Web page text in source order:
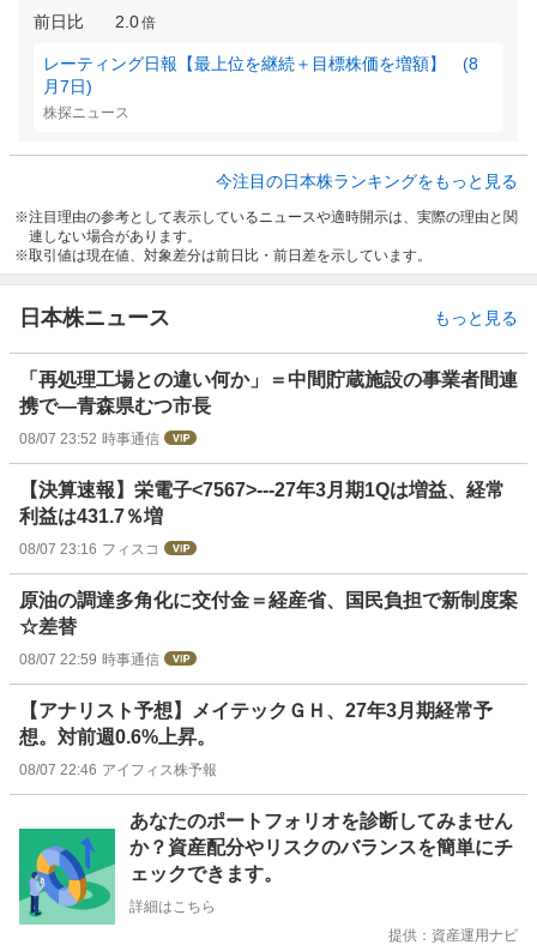
前日比
2.0倍
レーティング日報【最上位を継続＋目標株価を増額】 (8
月7日)
株探ニュース
今注目の日本株ランキングをもっと見る
注目理由の参考として表示しているニュースや適時開示は、実際の理由と関
連しない場合があります。
取引値は現在値、対象差分は前日比・前日差を示しています。
日本株ニュース もっと見る
「再処理工場との違い何か」＝中間貯蔵施設の事業者間連
携で―青森県むつ市長
08/07 23:52 時事通信
【決算速報】栄電子<7567>---27年3月期1Qは増益、経常
利益は431.7％増
08/07 23:16 フィスコ
原油の調達多角化に交付金＝経産省、国民負担で新制度案
☆差替
08/07 22:59 時事通信
【アナリスト予想】メイテックＧＨ、27年3月期経常予
想。対前週0.6%上昇。
08/07 22:46 アイフィス株予報
あなたのポートフォリオを診断してみません
か？資産配分やリスクのバランスを簡単にチ
ェックできます。
詳細はこちら
提供：資産運用ナビ